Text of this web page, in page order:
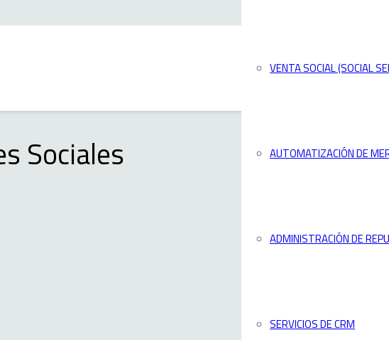
VENTA SOCIAL (SOCIAL
AUTOMATIZACIÓN DE
ADMINISTRACIÓN DE
SERVICIOS DE CRM
Sociales